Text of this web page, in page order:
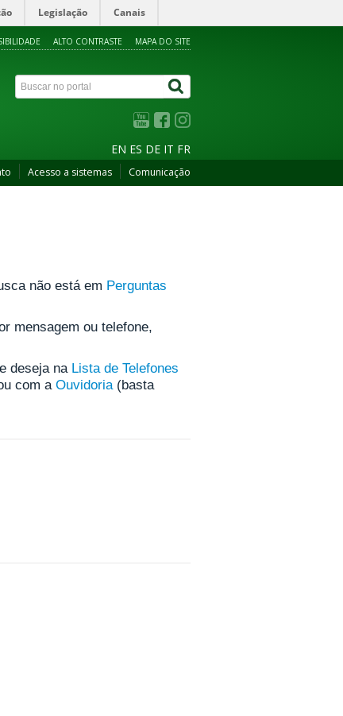
Legislação Canais
ALTO CONTRASTE MAPA DO SITE
EN ES DE IT FR
Acesso a sistemas Comunicação
não está em Perguntas
mensagem ou telefone,
deseja na Lista de Telefones
com a Ouvidoria(basta